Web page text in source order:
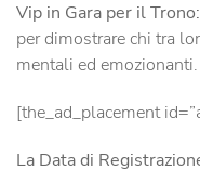
Vip in Gara per il Trono:
per dimostrare chi tra
mentali ed emozionanti.
[the_ad_placement
La Data di